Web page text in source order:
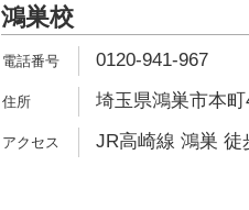
鴻巣校
0120-941-967
埼玉県鴻巣市本
JR高崎線 鴻巣 徒